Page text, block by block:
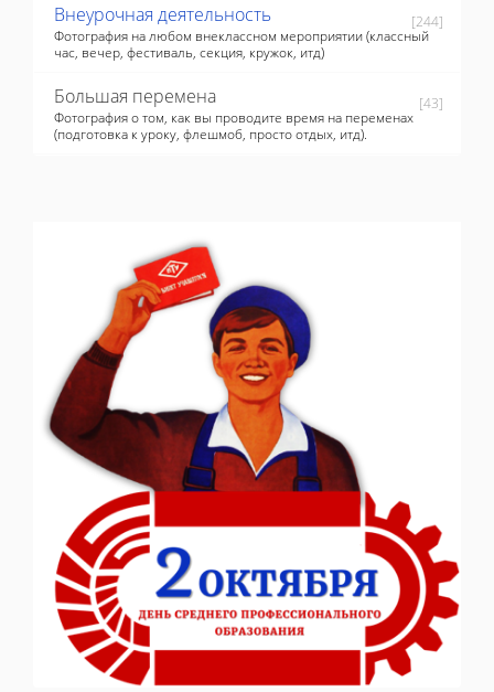
Внеурочная деятельность [244]
Фотография на любом внеклассном мероприятии (классный
час, вечер, фестиваль, секция, кружок, итд)
Большая перемена [43]
Фотография о том, как вы проводите время на переменах
(подготовка к уроку, флешмоб, просто отдых, итд).